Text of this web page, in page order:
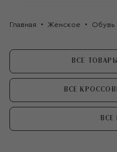
Главная Женское Обувь
ВСЕ ТОВАРЫ
ВСЕ